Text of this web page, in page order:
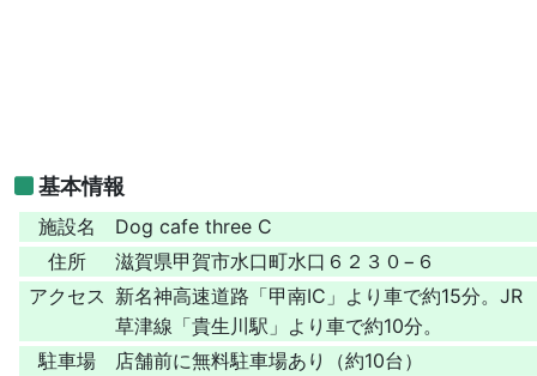
基本情報
施設名
Dog cafe three C
住所
滋賀県甲賀市水口町水口６２３０−６
アクセス 新名神高速道路「甲南IC」より車で約15分。JR
草津線「貴生川駅」より車で約10分。
駐車場
店舗前に無料駐車場あり（約10台）